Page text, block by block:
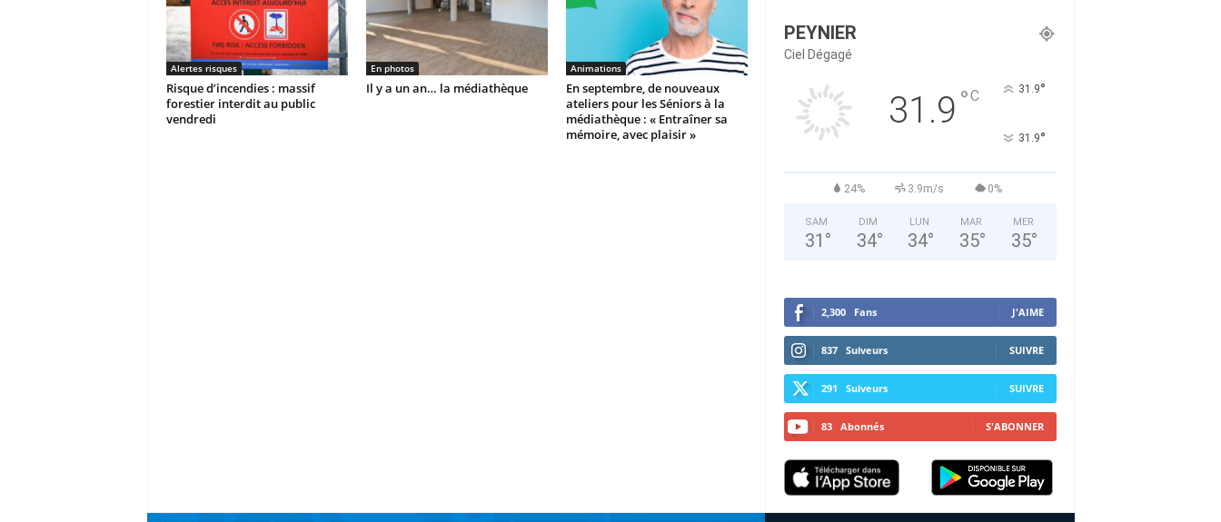
Alertes risques
Risque d’incendies : massif
forestier interdit au public
vendredi
En photos
Il y a un an… la médiathèque
Animations
En septembre, de nouveaux
ateliers pour les Séniors à la
médiathèque : « Entraîner sa
mémoire, avec plaisir »
PEYNIER
Ciel Dégagé
31.9 °C 31.9°
31.9°
24% 3.9m/s 0%
SAM
31 °
DIM
34°
LUN
34°
MAR
35°
MER
35°
2,300 Fans J'AIME
837 Suiveurs SUIVRE
291 Suiveurs SUIVRE
83 Abonnés S'ABONNER